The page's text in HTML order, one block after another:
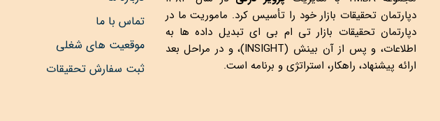
دپارتمان تحقیقات بازار خود را تأسیس کرد. ماموریت ما در
دپارتمان تحقیقات بازار تی ام بی ای تبدیل داده ها به
اطلاعات، و پس از آن بینش (INSIGHT)، و در مراحل بعد
ارائه پیشنهاد، راهکار، استراتژی و برنامه است.
تماس با ما
موقعیت های شغلی
ثبت سفارش تحقیقات